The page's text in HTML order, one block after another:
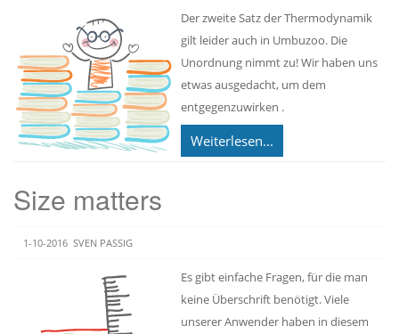
Der zweite Satz der Thermodynamik
gilt leider auch in Umbuzoo. Die
Unordnung nimmt zu! Wir haben uns
etwas ausgedacht, um dem
entgegenzuwirken .
Weiterlesen...
Size matters
1-10-2016 SVEN PASSIG
Es gibt einfache Fragen, für die man
keine Überschrift benötigt. Viele
unserer Anwender haben in diesem